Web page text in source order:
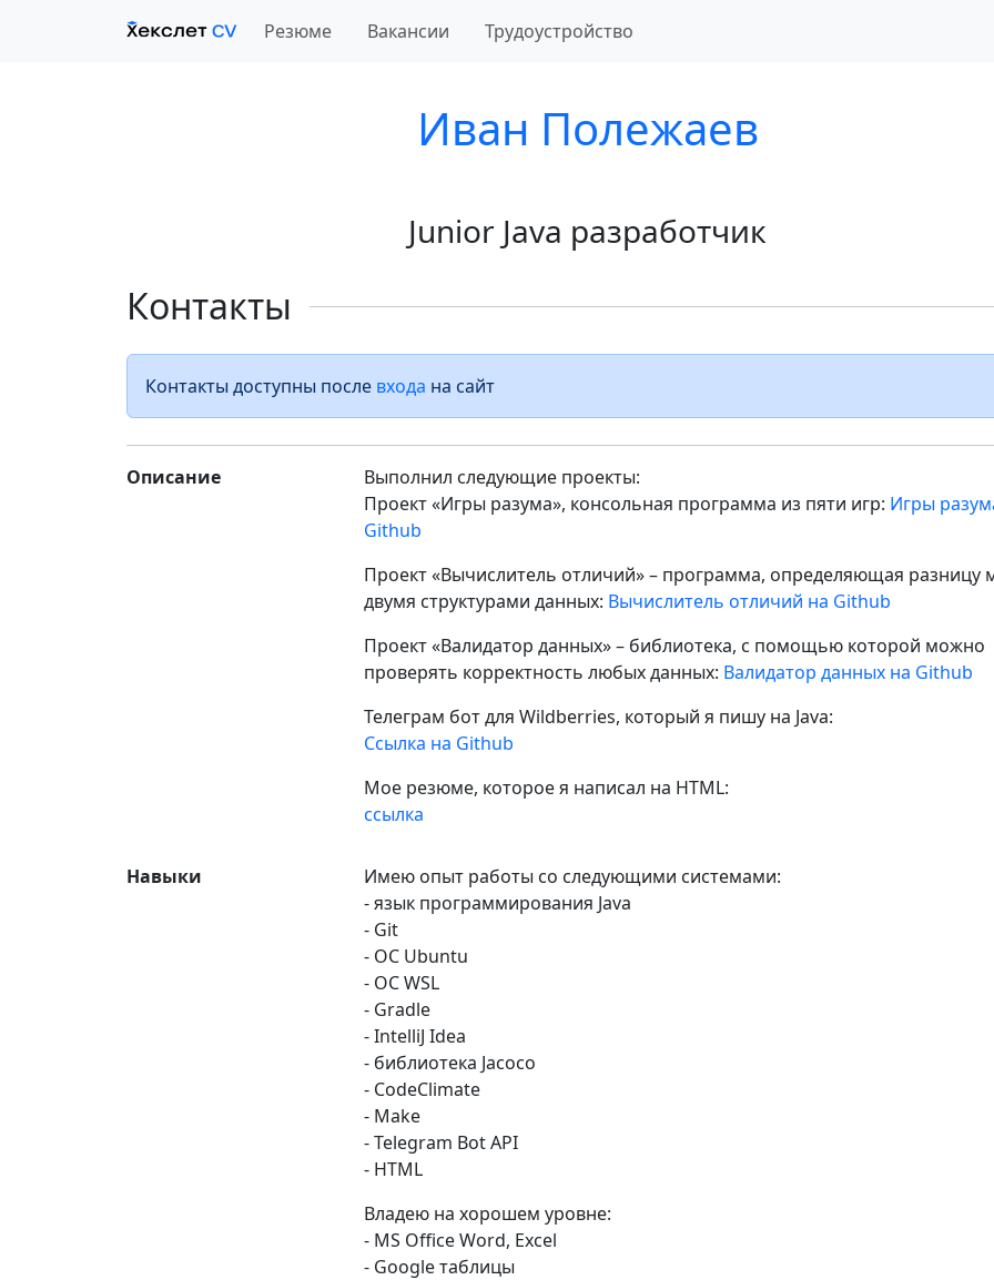
Резюме Вакансии Трудоустройство
Иван Полежаев
Junior Java разработчик
Контакты
Контакты доступны после входа на сайт
Описание
Выполнил следующие проекты:
Проект «Игры разума», консольная программа из пяти игр: Игры
Github
Проект «Вычислитель отличий» – программа, определяющая разницу
двумя структурами данных: Вычислитель отличий на Github
Проект «Валидатор данных» – библиотека, с помощью которой можно
проверять корректность любых данных: Валидатор данных на Github
Телеграм бот для Wildberries, который я пишу на Java:
Ссылка на Github
Мое резюме, которое я написал на HTML:
ссылка
Навыки
Имею опыт работы со следующими системами:
- язык программирования Java
- Git
- ОС Ubuntu
- ОС WSL
- Gradle
- IntelliJ Idea
- библиотека Jacoco
- CodeClimate
- Make
- Telegram Bot API
- HTML
Владею на хорошем уровне:
- MS Office Word, Excel
- Google таблицы